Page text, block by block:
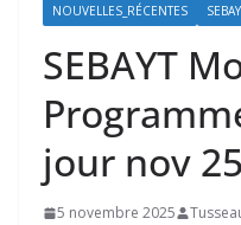
NOUVELLES_RÉCENTES
SEBAYT
jour nov 25
5 novembre 2025